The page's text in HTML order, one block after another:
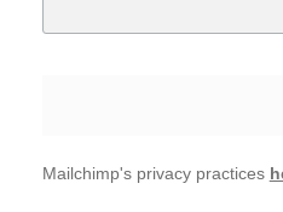
Mailchimp's privacy practices